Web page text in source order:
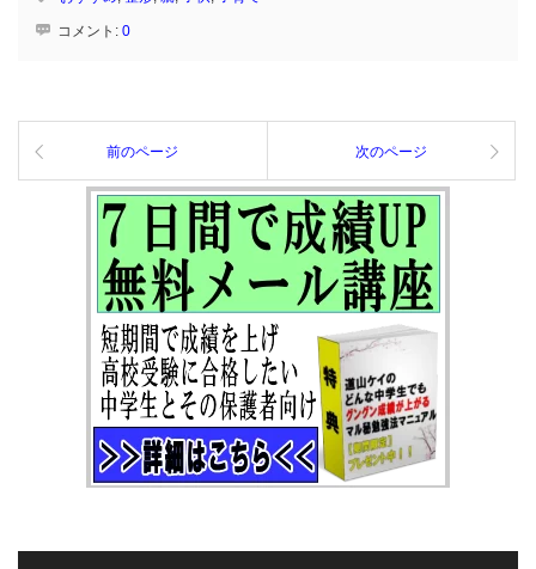
コメント: 0
前のページ 次のページ